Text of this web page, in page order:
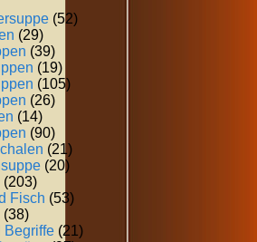
(52)
(29)
(39)
(19)
(105)
(26)
(14)
(90)
(21)
(20)
(203)
Fisch (53)
(38)
Begriffe (21)